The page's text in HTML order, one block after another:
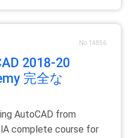
No.14856
2018-20
完全な
AutoCAD from
complete course for